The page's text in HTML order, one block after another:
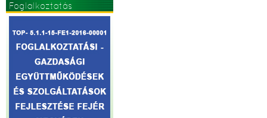
Foglalkoztatás